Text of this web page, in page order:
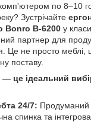
по 8–10
Зустрічайте
Bonro B-6200 у
партнер для
Це не просто меблі,
поставу.
це ідеальний
24/7: Продуманий
спинка та